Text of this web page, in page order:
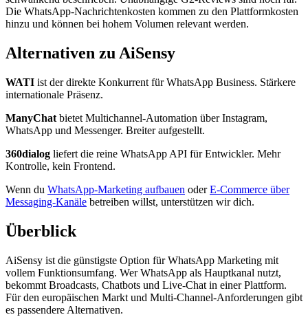
Die WhatsApp-Nachrichtenkosten kommen zu den Plattformkosten
hinzu und können bei hohem Volumen relevant werden.
Alternativen zu AiSensy
WATI ist der direkte Konkurrent für WhatsApp Business. Stärkere
internationale Präsenz.
ManyChat bietet Multichannel-Automation über Instagram,
WhatsApp und Messenger. Breiter aufgestellt.
360dialog liefert die reine WhatsApp API für Entwickler. Mehr
Kontrolle, kein Frontend.
Wenn du WhatsApp-Marketing aufbauen oderE-Commerce über
Messaging-Kanäle betreiben willst, unterstützen wir dich.
Überblick
AiSensy ist die günstigste Option für WhatsApp Marketing mit
vollem Funktionsumfang. Wer WhatsApp als Hauptkanal nutzt,
bekommt Broadcasts, Chatbots und Live-Chat in einer Plattform.
Für den europäischen Markt und Multi-Channel-Anforderungen gibt
es passendere Alternativen.